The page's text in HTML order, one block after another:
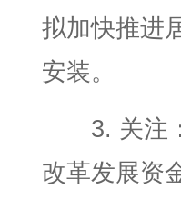
拟加快推进
安装。
3. 关注：
改革发展资